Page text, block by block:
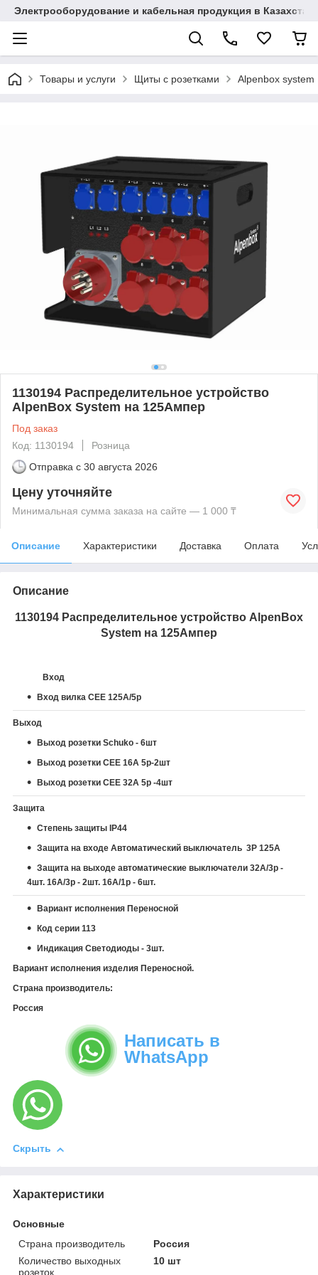
Электрооборудование и кабельная продукция в
Товары и услуги Щиты с розетками Alpenbox system
1130194 Распределительное устройство
AlpenBox System на 125Ампер
Под заказ
Код: 1130194
Розница
Отправка с 30 августа 2026
Цену уточняйте
Минимальная сумма заказа на сайте — 1 000 ₸
Описание Характеристики Доставка Оплата
Описание
1130194 Распределительное устройство AlpenBox
System на 125Ампер
Вход
Вход вилка CEE 125A/5p
Выход
Выход розетки Schuko - 6шт
Выход розетки СЕЕ 16А 5р-2шт
Выход розетки СЕЕ 32А 5р -4шт
Защита
Степень защиты IP44
Защита на входе Автоматический выключатель 3P 125A
Защита на выходе автоматические выключатели 32A/3p -
4шт. 16A/3p - 2шт. 16A/1p - 6шт.
Вариант исполнения Переносной
Код серии 113
Индикация Светодиоды - 3шт.
Вариант исполнения изделия Переносной.
Страна производитель:
Россия
Написать в
WhatsApp
Скрыть
Характеристики
Основные
Страна производитель
Россия
Количество выходных
розеток
10 шт